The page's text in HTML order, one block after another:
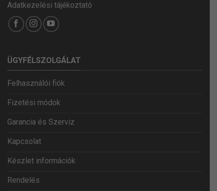
Adatkezelési tájékoztató
ÜGYFÉLSZOLGÁLAT
Felhasználói fiók
Fizetési módok
Garancia és Szerviz
Kapcsolat
Készlet információk
Rendelés